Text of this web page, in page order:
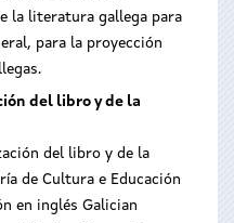
la literatura gallega para
para la proyección
del libro y de la
del libro y de la
de Cultura e Educación
en inglés Galician